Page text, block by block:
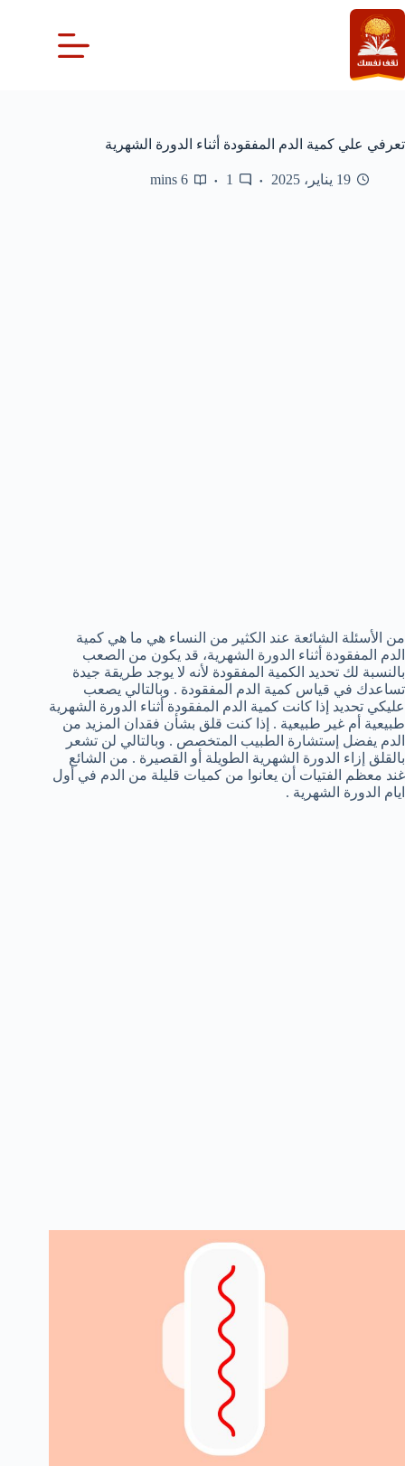
التجاوز
إلى
المحتوى
تعرفي علي كمية الدم المفقودة أثناء الدورة الشهرية
19 يناير، 2025 1
6 mins
من الأسئلة الشائعة عند الكثير من النساء هي ما هي كمية
الدم المفقودة أثناء الدورة الشهرية، قد يكون من الصعب
بالنسبة لك تحديد الكمية المفقودة لأنه لا يوجد طريقة جيدة
تساعدك في قياس كمية الدم المفقودة . وبالتالي يصعب
عليكي تحديد إذا كانت كمية الدم المفقودة أثناء الدورة الشهرية
طبيعية أم غير طبيعية . إذا كنت قلق بشأن فقدان المزيد من
الدم يفضل إستشارة الطبيب المتخصص . وبالتالي لن تشعر
بالقلق إزاء الدورة الشهرية الطويلة أو القصيرة . من الشائع
غند معظم الفتيات أن يعانوا من كميات قليلة من الدم في أول
ايام الدورة الشهرية .